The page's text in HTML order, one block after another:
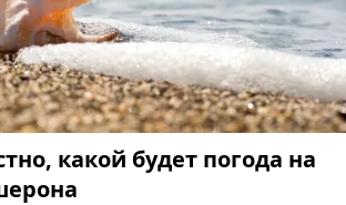
какой будет погода на